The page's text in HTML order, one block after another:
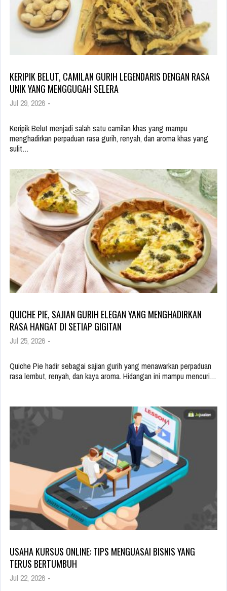
KERIPIK BELUT, CAMILAN GURIH LEGENDARIS DENGAN RASA
UNIK YANG MENGGUGAH SELERA
Jul 29, 2026 -
Keripik Belut menjadi salah satu camilan khas yang mampu
menghadirkan perpaduan rasa gurih, renyah, dan aroma khas yang
sulit…
QUICHE PIE, SAJIAN GURIH ELEGAN YANG MENGHADIRKAN
RASA HANGAT DI SETIAP GIGITAN
Jul 25, 2026 -
Quiche Pie hadir sebagai sajian gurih yang menawarkan perpaduan
rasa lembut, renyah, dan kaya aroma. Hidangan ini mampu mencuri…
USAHA KURSUS ONLINE: TIPS MENGUASAI BISNIS YANG
TERUS BERTUMBUH
Jul 22, 2026 -